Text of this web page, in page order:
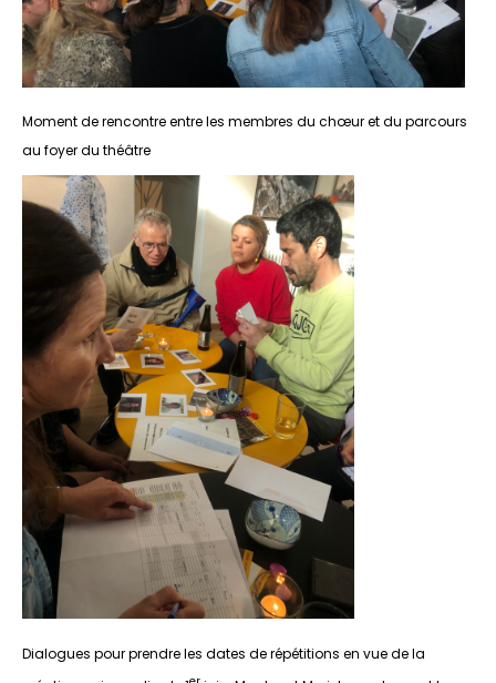
Moment de rencontre entre les membres du chœur et du parcours
au foyer du théâtre
Dialogues pour prendre les dates de répétitions en vue de la